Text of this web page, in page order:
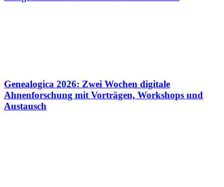
Genealogica 2026: Zwei Wochen digitale
Ahnenforschung mit Vorträgen, Workshops und
Austausch